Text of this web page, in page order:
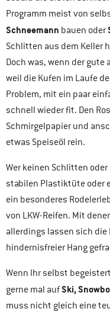
Programm meist von
Schneemann bauen oder
Schlitten aus dem Keller
Doch was, wenn der
weil die Kufen im Laufe
Problem, mit ein paar
schnell wieder fit. Den
Schmirgelpapier und
etwas Speiseöl rein.
Wer keinen Schlitten
stabilen Plastiktüte oder
ein besonderes
von LKW-Reifen. Mit
allerdings lassen sich
hindernisfreier Hang
Wenn Ihr selbst
gerne mal aufSki,
muss nicht gleich eine